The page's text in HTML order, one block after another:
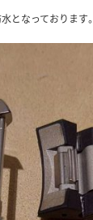
となっております。